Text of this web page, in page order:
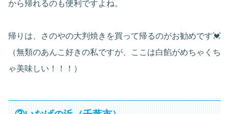
から帰れるのも便利ですよね。
帰りは、さのやの大判焼きを買って帰るのがお勧めです💓
（無類のあんこ好きの私ですが、ここは白餡がめちゃくち
ゃ美味しい！！！）